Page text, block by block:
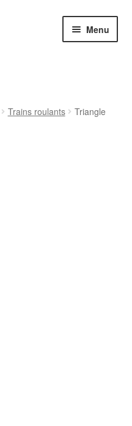
Menu
Trains roulants
Triangle